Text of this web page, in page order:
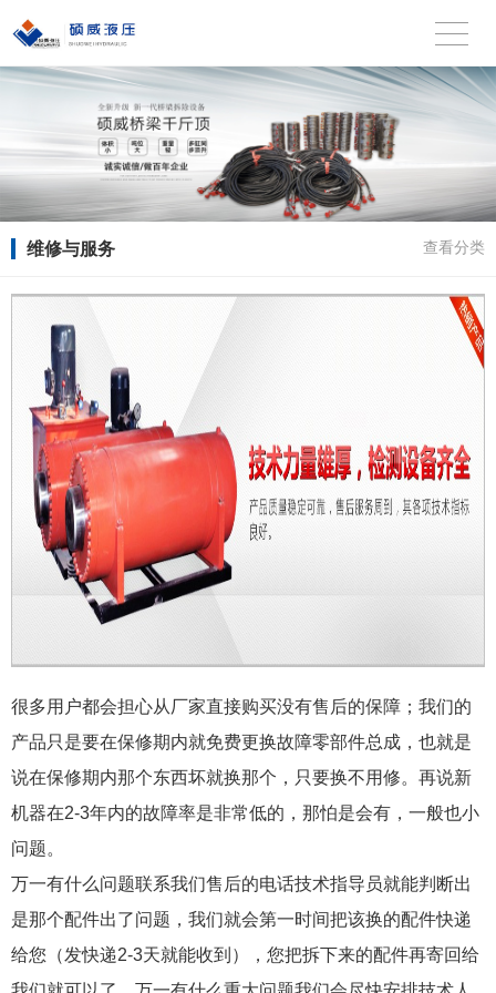
维修与服务 查看分类
很多用户都会担心从厂家直接购买没有售后的保障；我们的
产品只是要在保修期内就免费更换故障零部件总成，也就是
说在保修期内那个东西坏就换那个，只要换不用修。再说新
机器在2-3年内的故障率是非常低的，那怕是会有，一般也小
问题。
万一有什么问题联系我们售后的电话技术指导员就能判断出
是那个配件出了问题，我们就会第一时间把该换的配件快递
给您（发快递2-3天就能收到），您把拆下来的配件再寄回给